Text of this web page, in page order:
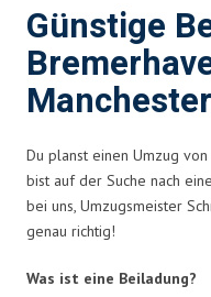
Günstige
Manchester
Du planst einen Umzug
bist auf der Suche nach
bei uns, Umzugsmeister
genau richtig!
Was ist eine Beiladung?